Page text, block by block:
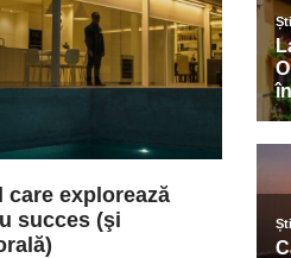
explorează
succes (şi